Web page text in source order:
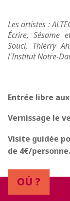
Les artistes :
Écrire, Sésame
Souci, Thierry
l'Institut Notre-
Entrée libre
Vernissage le
Visite guidée
de 4€/personne.
OÙ ?